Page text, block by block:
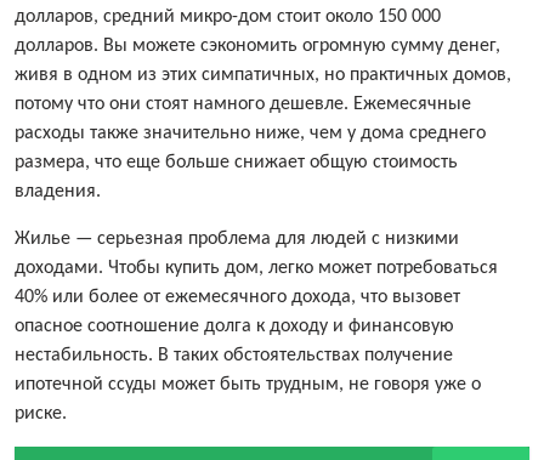
долларов, средний микро-дом стоит около 150 000
долларов. Вы можете сэкономить огромную сумму денег,
живя в одном из этих симпатичных, но практичных домов,
потому что они стоят намного дешевле. Ежемесячные
расходы также значительно ниже, чем у дома среднего
размера, что еще больше снижает общую стоимость
владения.
Жилье — серьезная проблема для людей с низкими
доходами. Чтобы купить дом, легко может потребоваться
40% или более от ежемесячного дохода, что вызовет
опасное соотношение долга к доходу и финансовую
нестабильность. В таких обстоятельствах получение
ипотечной ссуды может быть трудным, не говоря уже о
риске.